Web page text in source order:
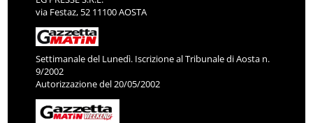
via Festaz, 52 11100 AOSTA
Settimanale del Lunedì. Iscrizione al Tribunale di Aosta n.
9/2002
Autorizzazione del 20/05/2002